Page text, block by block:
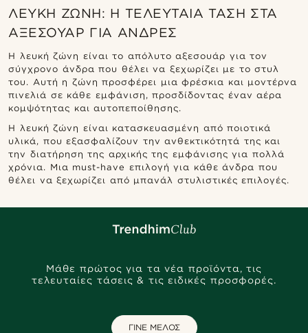
ΛΕΥΚΉ ΖΏΝΗ: Η ΤΕΛΕΥΤΑΊΑ ΤΆΣΗ ΣΤΑ
ΑΞΕΣΟΥΆΡ ΓΙΑ ΆΝΔΡΕΣ
Η λευκή ζώνη είναι το απόλυτο αξεσουάρ για τον
σύγχρονο άνδρα που θέλει να ξεχωρίζει με το στυλ
του. Αυτή η ζώνη προσφέρει μια φρέσκια και μοντέρνα
πινελιά σε κάθε εμφάνιση, προσδίδοντας έναν αέρα
κομψότητας και αυτοπεποίθησης.
Η λευκή ζώνη είναι κατασκευασμένη από ποιοτικά
υλικά, που εξασφαλίζουν την ανθεκτικότητά της και
την διατήρηση της αρχικής της εμφάνισης για πολλά
χρόνια. Μια must-have επιλογή για κάθε άνδρα που
θέλει να ξεχωρίζει από μπανάλ στυλιστικές επιλογές.
Μάθε πρώτος για τα νέα προϊόντα, τις
τελευταίες τάσεις & τις ειδικές προσφορές.
ΓΙΝΕ ΜΕΛΟΣ